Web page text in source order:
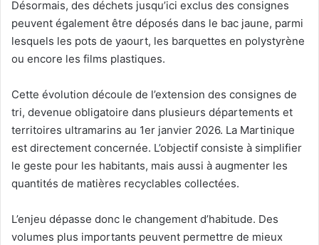
Désormais, des déchets jusqu’ici exclus des consignes
peuvent également être déposés dans le bac jaune, parmi
lesquels les pots de yaourt, les barquettes en polystyrène
ou encore les films plastiques.
Cette évolution découle de l’extension des consignes de
tri, devenue obligatoire dans plusieurs départements et
territoires ultramarins au 1er janvier 2026. La Martinique
est directement concernée. L’objectif consiste à simplifier
le geste pour les habitants, mais aussi à augmenter les
quantités de matières recyclables collectées.
L’enjeu dépasse donc le changement d’habitude. Des
volumes plus importants peuvent permettre de mieux